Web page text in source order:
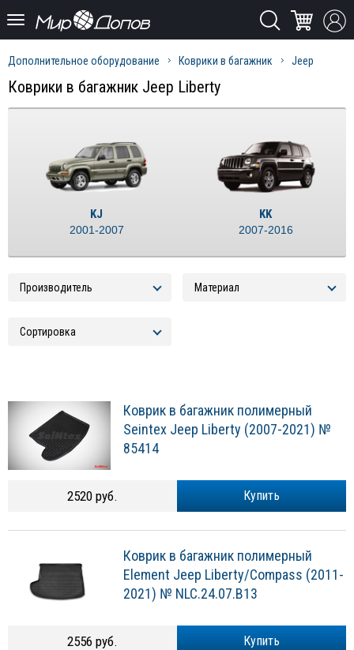
Дополнительное оборудование Коврики в багажник Jeep
Коврики в багажник Jeep Liberty
KJ
2001-2007
KK
2007-2016
Коврик в багажник полимерный
Seintex Jeep Liberty (2007-2021) №
85414
Купить
2520 руб.
Коврик в багажник полимерный
Element Jeep Liberty/Compass (2011-
2021) № NLC.24.07.B13
Купить
2556 руб.